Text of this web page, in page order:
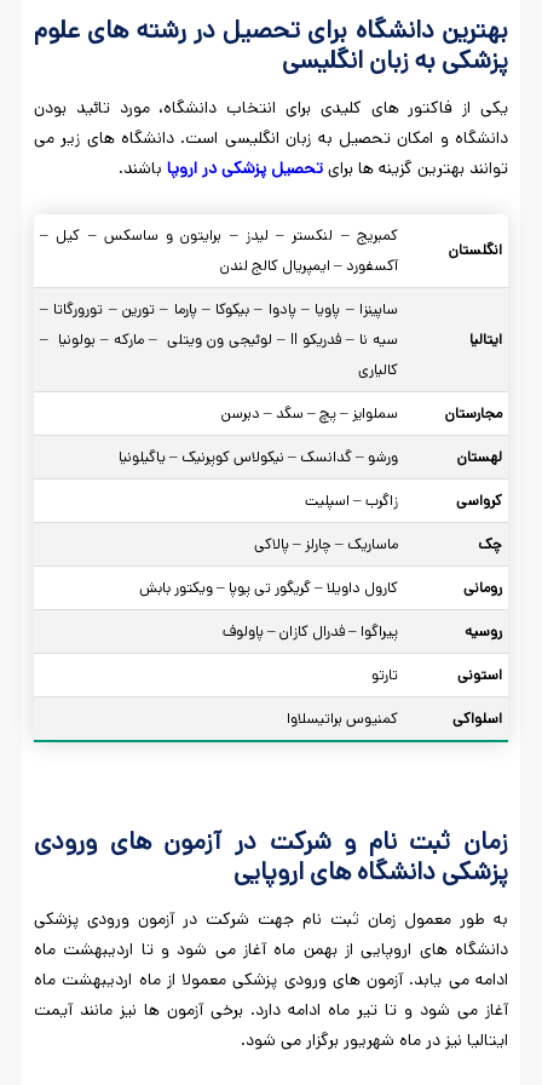
بهترین دانشگاه برای تحصیل در رشته های علوم
پزشکی به زبان انگلیسی
یکی از فاکتور های کلیدی برای انتخاب دانشگاه، مورد تائید بودن
دانشگاه و امکان تحصیل به زبان انگلیسی است. دانشگاه های زیر می
توانند بهترین گزینه ها برای تحصیل پزشکی در اروپا باشند.
انگلستان
کمبریج – لنکستر – لیدز – برایتون و ساسکس – کیل –
آکسفورد – ایمپریال کالج لندن
ایتالیا
ساپینزا – پاویا – پادوا – بیکوکا – پارما – تورین – تورورگاتا –
سیه نا – فدریکو II – لوئیجی ون ویتلی – مارکه – بولونیا –
کالیاری
مجارستان
سملوایز – پچ – سگد – دبرسن
لهستان
ورشو – گدانسک – نیکولاس کوپرنیک – یاگیلونیا
کرواسی
زاگرب – اسپلیت
چک
ماساریک – چارلز – پالاکی
رومانی
کارول داویلا – گریگور تی پوپا – ویکتور بابش
روسیه
پیراگوا – فدرال کازان – پاولوف
استونی
تارتو
اسلواکی
کمنیوس براتیسلاوا
زمان ثبت نام و شرکت در آزمون های ورودی
پزشکی دانشگاه های اروپایی
به طور معمول زمان ثبت نام جهت شرکت در آزمون ورودی پزشکی
دانشگاه های اروپایی از بهمن ماه آغاز می شود و تا اردیبهشت ماه
ادامه می یابد. آزمون های ورودی پزشکی معمولا از ماه اردیبهشت ماه
آغاز می شود و تا تیر ماه ادامه دارد. برخی آزمون ها نیز مانند آیمت
ایتالیا نیز در ماه شهریور برگزار می شود.